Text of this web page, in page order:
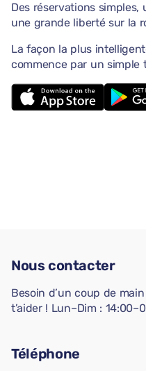
Des réservations
une grande liberté sur la
La façon la plus
commence par un simple
Nous contacter
Besoin d’un coup de
t’aider ! Lun–Dim :
Téléphone